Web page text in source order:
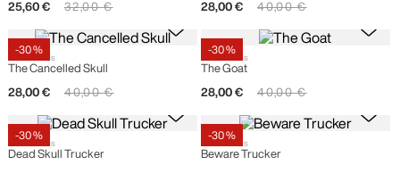
25,60 € 32,00 € 28,00 € 40,00 €
-30 %
Goorin Bros
The Cancelled Skull
28,00 € 40,00 €
-30 %
Goorin Bros
The Goat
28,00 € 40,00 €
-30 %
Goorin Bros
Dead Skull Trucker
-30 %
Goorin Bros
Beware Trucker